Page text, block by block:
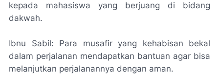
kepada mahasiswa yang berjuang di bidang
dakwah.
Ibnu Sabil: Para musafir yang kehabisan bekal
dalam perjalanan mendapatkan bantuan agar bisa
melanjutkan perjalanannya dengan aman.